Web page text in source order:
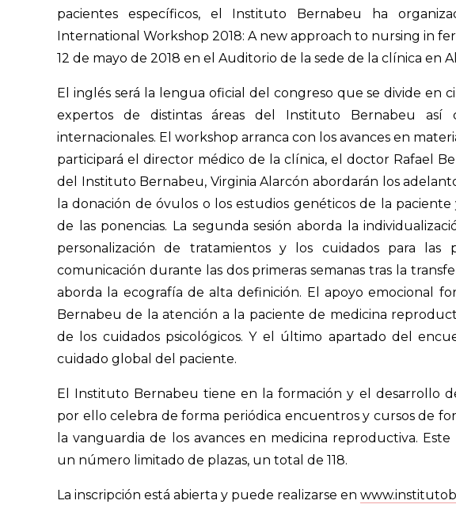
pacientes específicos, el Instituto Bernabeu ha
International Workshop 2018: A new approach to nursing in
12 de mayo de 2018 en el Auditorio de la sede de la clínica en
El inglés será la lengua oficial del congreso que se divide en
expertos de distintas áreas del Instituto Bernabeu así
internacionales. El workshop arranca con los avances en
participará el director médico de la clínica, el doctor Rafael
del Instituto Bernabeu, Virginia Alarcón abordarán los
la donación de óvulos o los estudios genéticos de la
de las ponencias. La segunda sesión aborda la
personalización de tratamientos y los cuidados para las
comunicación durante las dos primeras semanas tras la
aborda la ecografía de alta definición. El apoyo emocional
Bernabeu de la atención a la paciente de medicina
de los cuidados psicológicos. Y el último apartado del
cuidado global del paciente.
El Instituto Bernabeu tiene en la formación y el desarrollo
por ello celebra de forma periódica encuentros y cursos de
la vanguardia de los avances en medicina reproductiva.
un número limitado de plazas, un total de 118.
La inscripción está abierta y puede realizarse en